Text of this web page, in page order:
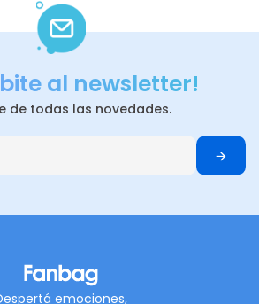
al newsletter!
de todas las novedades.
emociones,